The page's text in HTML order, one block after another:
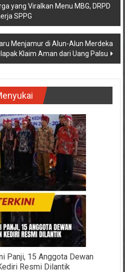
yang Viralkan Menu MBG, DRPD
SPPG
Menjamur di Alun-Alun Merdeka
Klaim Aman dari Uang Palsu
Panji, 15 Anggota Dewan
Resmi Dilantik